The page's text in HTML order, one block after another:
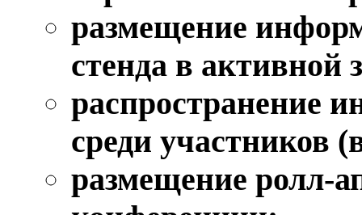
размещение
стенда в активной
распространение
среди участников
размещение ролл-